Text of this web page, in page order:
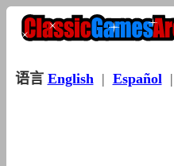
语言 English| Español|